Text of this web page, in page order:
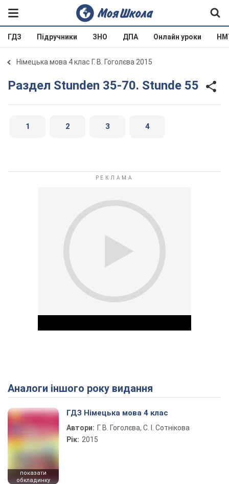
ГДЗ Підручники ЗНО ДПА Онлайн уроки
Німецька мова 4 клас Г. В. Гоголєва 2015
Раздел Stunden 35-70. Stunde 55
1 2 3 4
Play Video
Аналоги іншого року видання
показати
обкладинку
ГДЗ Німецька мова 4 клас
Автори: Г. В. Гоголєва, С. І. Сотнікова
Рік: 2015